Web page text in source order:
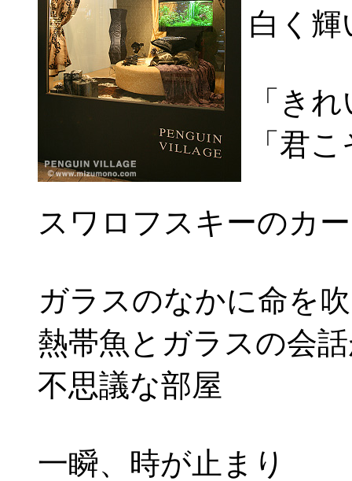
白く
「き
「君
スワロフスキーのカ
ガラスのなかに命を
熱帯魚とガラスの会
不思議な部屋
一瞬、時が止まり